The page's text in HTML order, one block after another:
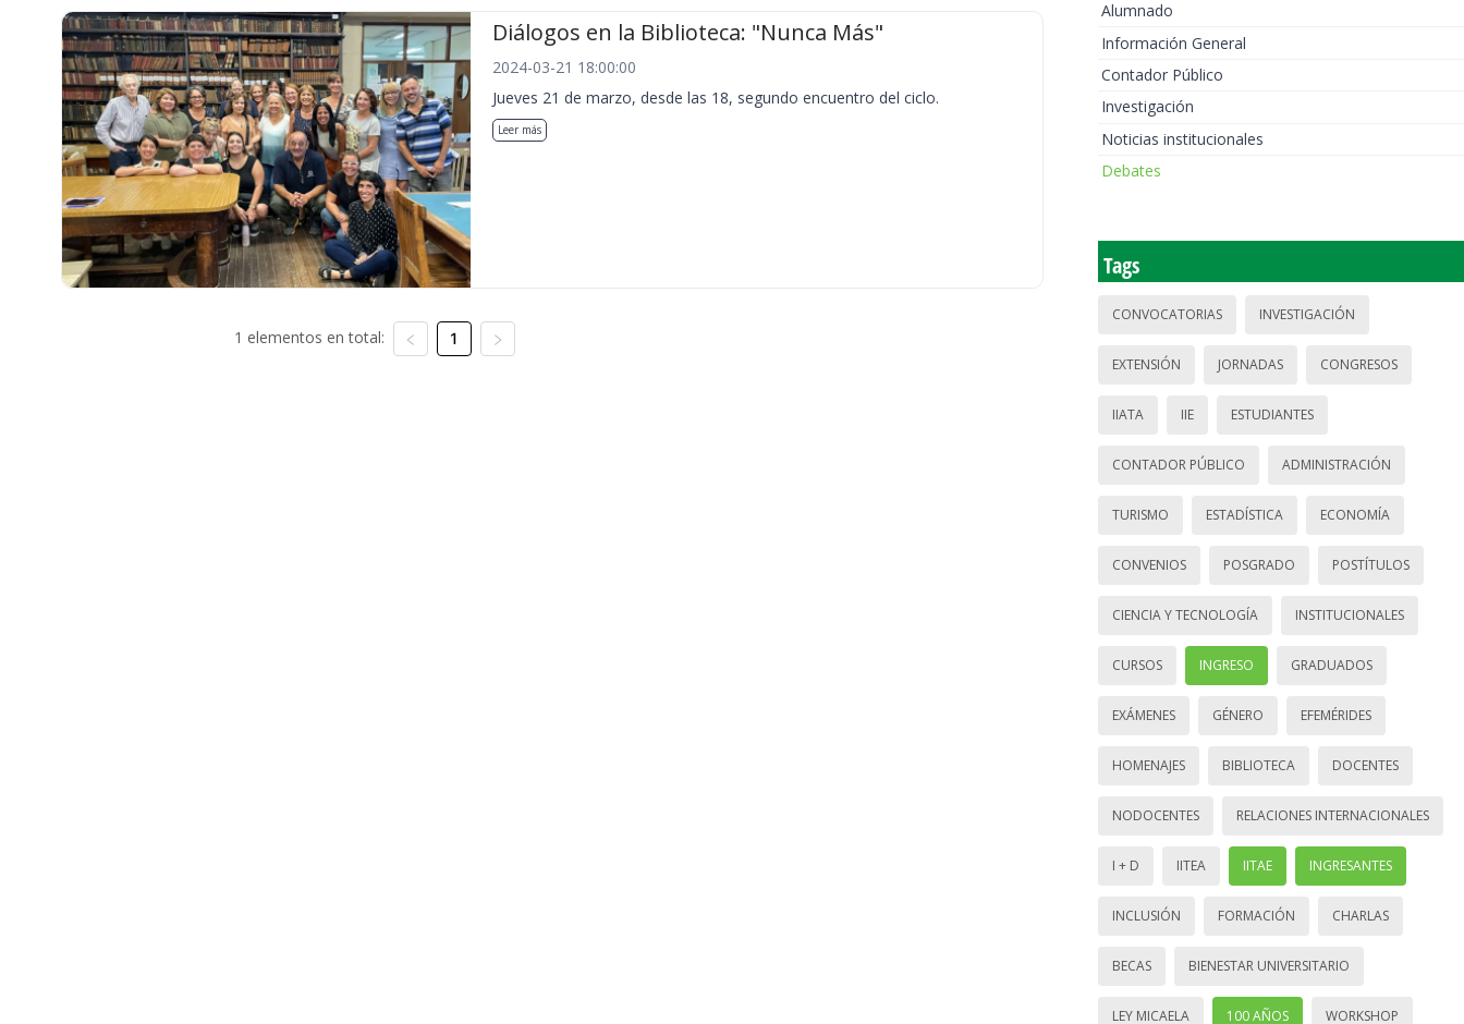
Diálogos en la Biblioteca: "Nunca Más"
2024-03-21 18:00:00
Jueves 21 de marzo, desde las 18, segundo encuentro del ciclo.
Leer más
1 elementos en total: 1
Alumnado
Información General
Contador Público
Investigación
Noticias institucionales
Debates
Tags
CONVOCATORIAS INVESTIGACIÓN
EXTENSIÓN JORNADAS CONGRESOS
IIATA IIE ESTUDIANTES
CONTADOR PÚBLICO ADMINISTRACIÓN
TURISMO ESTADÍSTICA ECONOMÍA
CONVENIOS POSGRADO POSTÍTULOS
CIENCIA Y TECNOLOGÍA INSTITUCIONALES
CURSOS INGRESO GRADUADOS
EXÁMENES GÉNERO EFEMÉRIDES
HOMENAJES BIBLIOTECA DOCENTES
NODOCENTES RELACIONES INTERNACIONALES
I + D IITEA IITAE INGRESANTES
INCLUSIÓN FORMACIÓN CHARLAS
BECAS BIENESTAR UNIVERSITARIO
LEY MICAELA 100 AÑOS WORKSHOP